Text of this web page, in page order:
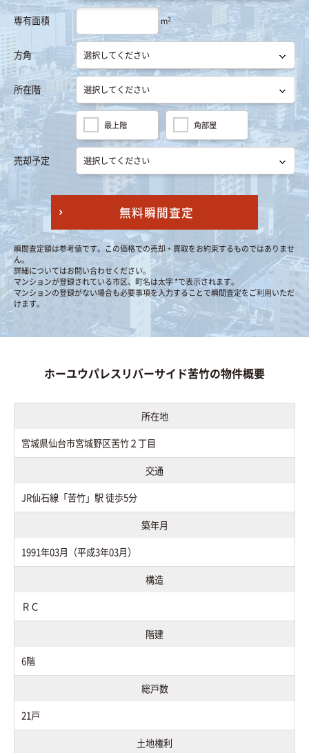
専有面積 m2
方角
所在階
最上階 角部屋
売却予定
無料瞬間査定
瞬間査定額は参考値です。この価格での売却・買取をお約束するものではありませ
ん。
詳細についてはお問い合わせください。
マンションが登録されている市区、町名は太字 *で表示されます。
マンションの登録がない場合も必要事項を入力することで瞬間査定をご利用いただ
けます。
ホーユウパレスリバーサイド苦竹の物件概要
所在地
宮城県仙台市宮城野区苦竹２丁目
交通
JR仙石線「苦竹」駅 徒歩5分
築年月
1991年03月（平成3年03月）
構造
ＲＣ
階建
6階
総戸数
21戸
土地権利